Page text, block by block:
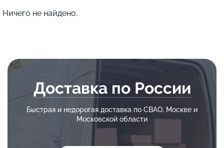
Ничего не найдено.
Доставка по России
Быстрая и недорогая доставка по СВАО, Москве и
Московской области